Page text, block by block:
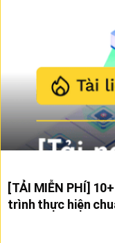
[TẢI MIỄN PHÍ]
trình thực hiện